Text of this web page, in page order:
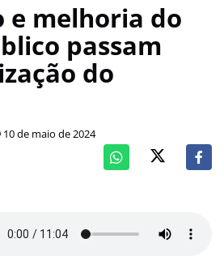
e melhoria do
passam
do
10 de maio de 2024